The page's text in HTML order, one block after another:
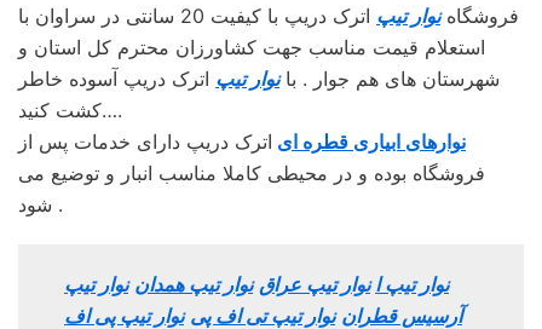
فروشگاهنوار تیپ
اترک دریپ با کیفیت 20 سانتی در سراوان با
استعلام قیمت مناسب جهت کشاورزان محترم کل استان و
شهرستان های هم جوار . بانوار تیپ اترک دریپ آسوده خاطر
کشت کنید….
نوارهای ابیاری قطره ای اترک دریپ دارای خدمات پس از
فروشگاه بوده و در محیطی کاملا مناسب انبار و توضیع می
شود .
نوار تیپ ا نوار تیپ عراق نوار تیپ همدان نوار تیپ
آرسیس قطران نوار تیپ تی اف پی نوار تیپ پی اف